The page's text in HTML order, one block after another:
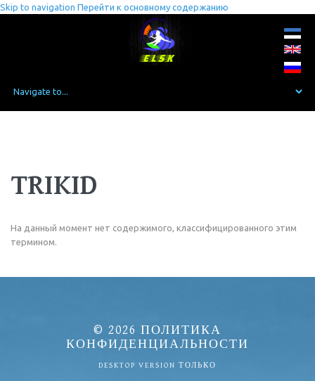
Skip to navigation Перейти к основному содержанию
TRIKID
На данный момент нет содержимого, классифицированного этим
термином.
© 2026 ПОЛИТИКА
КОНФИДЕНЦИАЛЬНОСТИ
DESKTOP VERSION ТОЛЬКО